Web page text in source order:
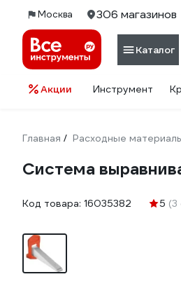
Москва 306 магазинов
Каталог
Акции Инструмент
Главная / Расходные
Система
Код товара: 16035382 5 (3